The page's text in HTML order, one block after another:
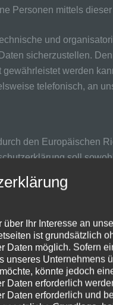
Personen mittels
und
sicherzustellen.
werden
telefonisch, an
den Europäischen
soll
wir vorab die
folgenden Begriffe:
eine identifizierte
die direkt oder
Kennung oder zu
über Ihr Interesse an
ist grundsätzlich
Daten möglich. Sofern
unseres Unternehmens
könnte jedoch
Daten erforderlich
Daten erforderlich und